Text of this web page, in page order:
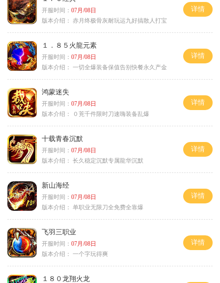
开服时间： 07月/08日
版本介绍： 赤月终极骨灰耐玩运九好搞散人打宝
详情
１．８５火龍元素
开服时间： 07月/08日
版本介绍： 一切全爆装备保值告别快餐永久产金
详情
鸿蒙迷失
开服时间： 07月/08日
版本介绍：
０茺千件限时刀速嗨装备乱爆
详情
十载青春沉默
开服时间： 07月/08日
版本介绍： 长久稳定沉默专属龍华沉默
详情
新山海经
开服时间： 07月/08日
版本介绍： 单职业无限刀全免费全靠爆
详情
飞羽三职业
开服时间： 07月/08日
版本介绍： 一个字玩得爽
详情
１８０龙翔火龙